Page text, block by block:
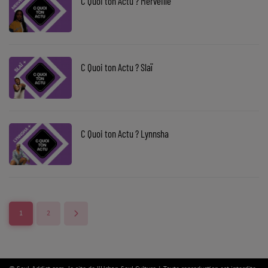
Top Soul Addict
SOUL ADDICT RADIO
Titres diffusés
Playlist
MY SOUL ADDICT
T'Chat
C Quoi ton Actu ? Slaï
C Quoi ton Actu ? Lynnsha
1 2